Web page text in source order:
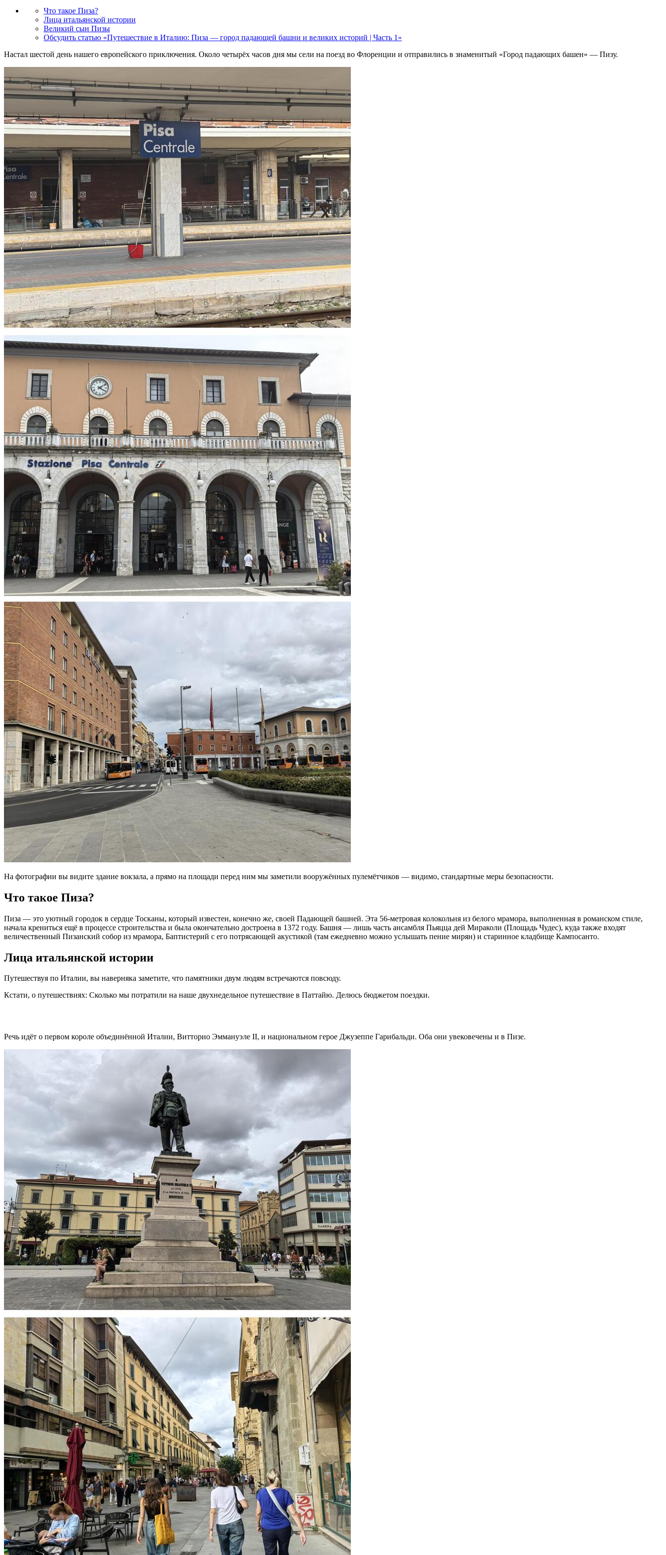
Что такое Пиза?
Лица итальянской истории
Великий сын Пизы
Обсудить статью «Путешествие в Италию: Пиза — город падающей башни и великих историй | Часть 1»
Настал шестой день нашего европейского приключения. Около четырёх часов дня мы сели на поезд во Флоренции и отправились в знаменитый «Город падающих башен» — Пизу.
На фотографии вы видите здание вокзала, а прямо на площади перед ним мы заметили вооружённых пулемётчиков — видимо, стандартные меры безопасности.
Что такое Пиза?
Пиза — это уютный городок в сердце Тосканы, который известен, конечно же, своей Падающей башней. Эта 56-метровая колокольня из белого мрамора, выполненная в романском стиле,
начала крениться ещё в процессе строительства и была окончательно достроена в 1372 году. Башня — лишь часть ансамбля Пьяцца дей Мираколи (Площадь Чудес), куда также входят
величественный Пизанский собор из мрамора, Баптистерий с его потрясающей акустикой (там ежедневно можно услышать пение мирян) и старинное кладбище Кампосанто.
Лица итальянской истории
Путешествуя по Италии, вы наверняка заметите, что памятники двум людям встречаются повсюду.
Кстати, о путешествиях: Сколько мы потратили на наше двухнедельное путешествие в Паттайю. Делюсь бюджетом поездки.
Речь идёт о первом короле объединённой Италии, Витторио Эммануэле II, и национальном герое Джузеппе Гарибальди. Оба они увековечены и в Пизе.